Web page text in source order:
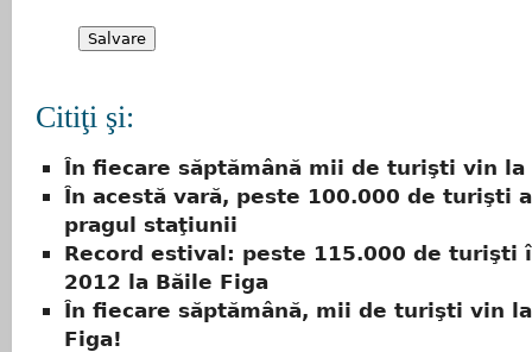
Citiţi şi:
În fiecare săptămână mii de turişti vin la
În acestă vară, peste 100.000 de turişti
pragul staţiunii
Record estival: peste 115.000 de turişti
2012 la Băile Figa
În fiecare săptămână, mii de turişti vin
Figa!